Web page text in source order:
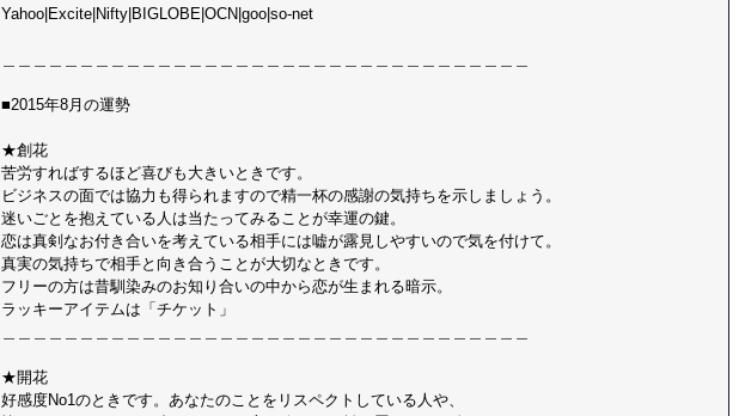
Yahoo|Excite|Nifty|BIGLOBE|OCN|goo|so-net
■2015年8月の運勢
★創花
苦労すればするほど喜びも大きいときです。
ビジネスの面では協力も得られますので精一杯の感謝の気持ちを示しましょう。
迷いごとを抱えている人は当たってみることが幸運の鍵。
恋は真剣なお付き合いを考えている相手には嘘が露見しやすいので気を付けて。
真実の気持ちで相手と向き合うことが大切なときです。
フリーの方は昔馴染みのお知り合いの中から恋が生まれる暗示。
ラッキーアイテムは「チケット」
★開花
好感度No1のときです。あなたのことをリスペクトしている人や、